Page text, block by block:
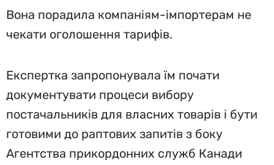
Вона порадила компаніям-імпортерам не
чекати оголошення тарифів.
Експертка запропонувала їм почати
документувати процеси вибору
постачальників для власних товарів і бути
готовими до раптових запитів з боку
Агентства прикордонних служб Канади